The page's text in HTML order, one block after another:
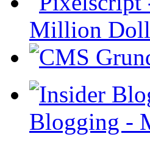
Million
Blogging -